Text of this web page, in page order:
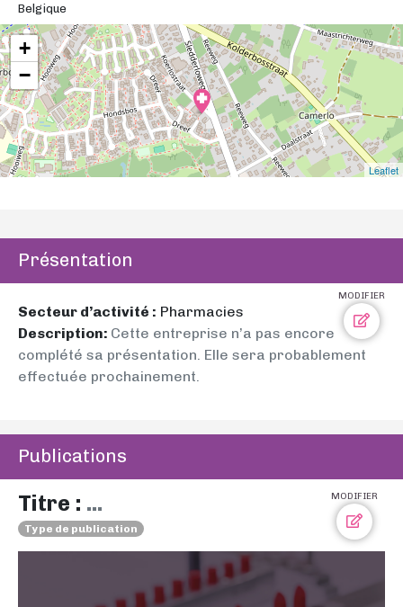
Belgique
+
−
Leaflet
Présentation
MODIFIER
Secteur d’activité : Pharmacies
Description: Cette entreprise n’a pas encore
complété sa présentation. Elle sera probablement
effectuée prochainement.
Publications
MODIFIER
Titre : ...
Type de publication